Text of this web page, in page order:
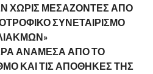
ΧΩΡΙΣ ΜΕΣΑΖΟΝΤΕΣ ΑΠΟ
ΣΥΝΕΤΑΙΡΙΣΜΟ
ΑΝΑΜΕΣΑ ΑΠΟ ΤΟ
ΚΑΙ ΤΙΣ ΑΠΟΘΗΚΕΣ ΤΗΣ